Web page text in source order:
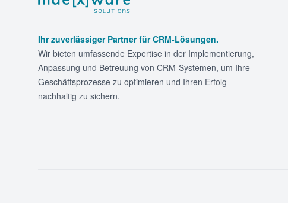
Ihr zuverlässiger Partner für CRM-Lösungen.
Wir bieten umfassende Expertise in der Implementierung,
Anpassung und Betreuung von CRM-Systemen, um Ihre
Geschäftsprozesse zu optimieren und Ihren Erfolg
nachhaltig zu sichern.